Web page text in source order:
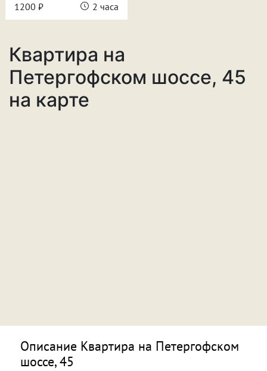
1200 ₽ 2 часа
Квартира на
Петергофском шоссе, 45
на карте
Описание Квартира на Петергофском
шоссе, 45